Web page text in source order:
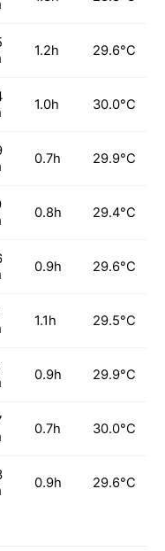
1.2h 29.6°C
1.0h 30.0°C
0.7h 29.9°C
0.8h 29.4°C
0.9h 29.6°C
1.1h 29.5°C
0.9h 29.9°C
0.7h 30.0°C
0.9h 29.6°C